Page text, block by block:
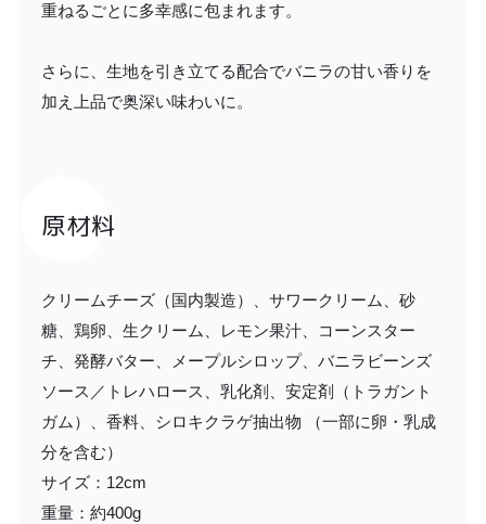
重ねるごとに多幸感に包まれます。
さらに、生地を引き立てる配合でバニラの甘い香りを
加え上品で奥深い味わいに。
原材料
クリームチーズ（国内製造）、サワークリーム、砂
糖、鶏卵、生クリーム、レモン果汁、コーンスター
チ、発酵バター、メープルシロップ、バニラビーンズ
ソース／トレハロース、乳化剤、安定剤（トラガント
ガム）、香料、シロキクラゲ抽出物 （一部に卵・乳成
分を含む）
サイズ：12cm
重量：約400g